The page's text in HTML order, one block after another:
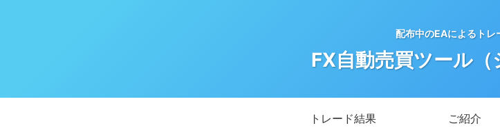
配布中のEAによるトレ
FX自動売買ツール（
トレード結果 ご紹介